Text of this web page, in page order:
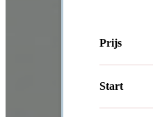
Prijs
Start